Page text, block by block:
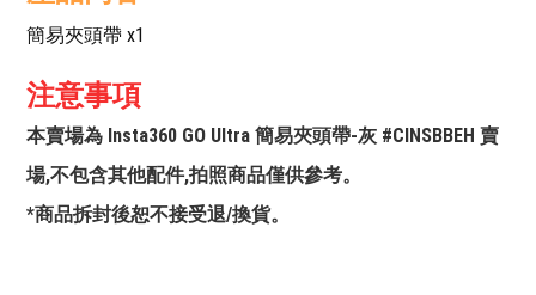
簡易夾頭帶 x1
注意事項
本賣場為 Insta360 GO Ultra 簡易夾頭帶-灰 #CINSBBEH 賣
場,不包含其他配件,拍照商品僅供參考。
*商品拆封後恕不接受退/換貨。